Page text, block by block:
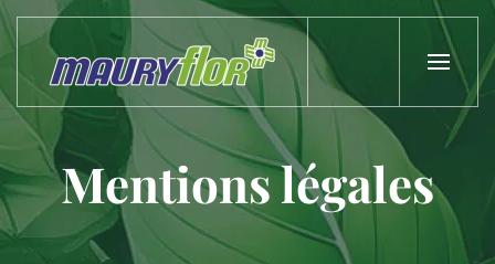
Skip to main content
Mentions légales